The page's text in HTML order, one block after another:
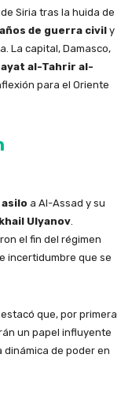
Siria tras la huida de
de guerra civil y
La capital, Damasco,
al-Tahrir al-
para el Oriente
a Al-Assad y su
Ulyanov.
el fin del régimen
incertidumbre que se
que, por primera
un papel influyente
dinámica de poder en